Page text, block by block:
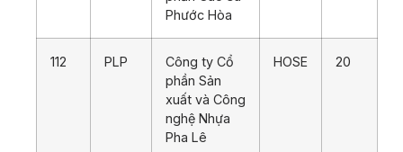
Phước Hòa
112 PLP
Công ty Cổ
phần Sản
xuất và Công
nghệ Nhựa
Pha Lê
HOSE 20